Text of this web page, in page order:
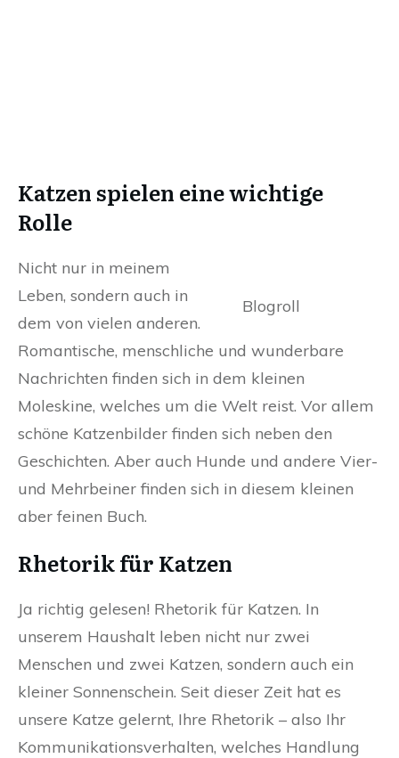
Katzen spielen eine wichtige
Rolle
Blogroll
Nicht nur in meinem
Leben, sondern auch in
dem von vielen anderen.
Romantische, menschliche und wunderbare
Nachrichten finden sich in dem kleinen
Moleskine, welches um die Welt reist. Vor allem
schöne Katzenbilder finden sich neben den
Geschichten. Aber auch Hunde und andere Vier-
und Mehrbeiner finden sich in diesem kleinen
aber feinen Buch.
Rhetorik für Katzen
Ja richtig gelesen! Rhetorik für Katzen. In
unserem Haushalt leben nicht nur zwei
Menschen und zwei Katzen, sondern auch ein
kleiner Sonnenschein. Seit dieser Zeit hat es
unsere Katze gelernt, Ihre Rhetorik – also Ihr
Kommunikationsverhalten, welches Handlung